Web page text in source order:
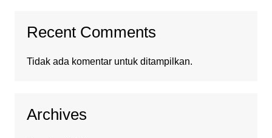
Recent Comments
Tidak ada komentar untuk ditampilkan.
Archives